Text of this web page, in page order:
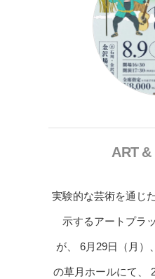
ART &
実験的な芸術を通じ
示するアートプラ
が、 6月29日（月）
の草月ホールにて、